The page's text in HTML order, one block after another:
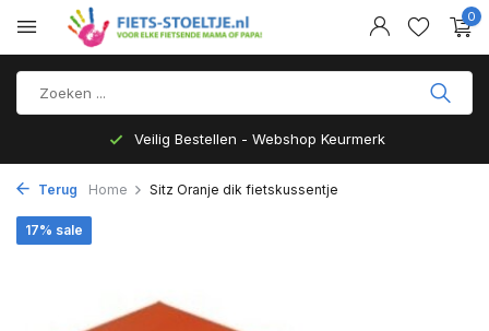
0
Veilig Bestellen - Webshop Keurmerk
Terug Home Sitz Oranje dik fietskussentje
17% sale